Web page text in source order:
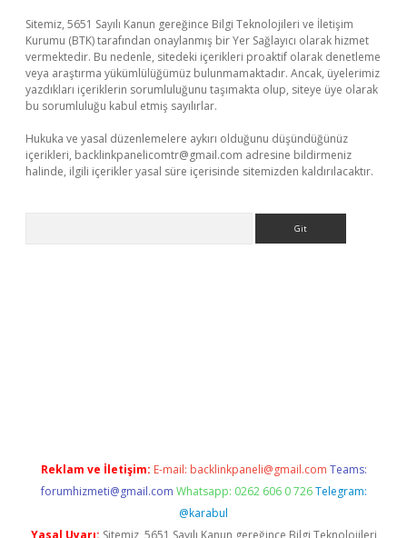
Sitemiz, 5651 Sayılı Kanun gereğince Bilgi Teknolojileri ve İletişim
Kurumu (BTK) tarafından onaylanmış bir Yer Sağlayıcı olarak hizmet
vermektedir. Bu nedenle, sitedeki içerikleri proaktif olarak denetleme
veya araştırma yükümlülüğümüz bulunmamaktadır. Ancak, üyelerimiz
yazdıkları içeriklerin sorumluluğunu taşımakta olup, siteye üye olarak
bu sorumluluğu kabul etmiş sayılırlar.
Hukuka ve yasal düzenlemelere aykırı olduğunu düşündüğünüz
içerikleri, backlinkpanelicomtr@gmail.com adresine bildirmeniz
halinde, ilgili içerikler yasal süre içerisinde sitemizden kaldırılacaktır.
Reklam ve İletişim: E-mail: backlinkpaneli@gmail.com Teams:
forumhizmeti@gmail.com Whatsapp: 0262 606 0 726 Telegram:
@karabul
Yasal Uyarı: Sitemiz, 5651 Sayılı Kanun gereğince Bilgi Teknolojileri